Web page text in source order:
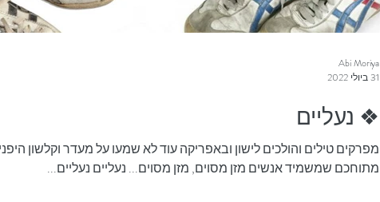
❖ נעליים
מפרקים טילים והולכים לישון ובאפריקה עוד לא שמעו על מעדר וקלשון
מתוחכם שמשמיד אנשים מזן מסוים, מזן מסוים... נעליים נעליים...
Abi Moriya
31 ביולי 2022